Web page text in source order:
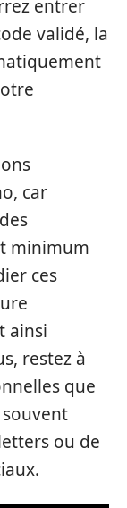
entrer
validé, la
car
minimum
ces
ainsi
restez à
que
ou de